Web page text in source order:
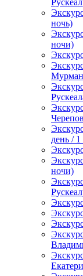
ночь)
ночи)
день /
ночи)